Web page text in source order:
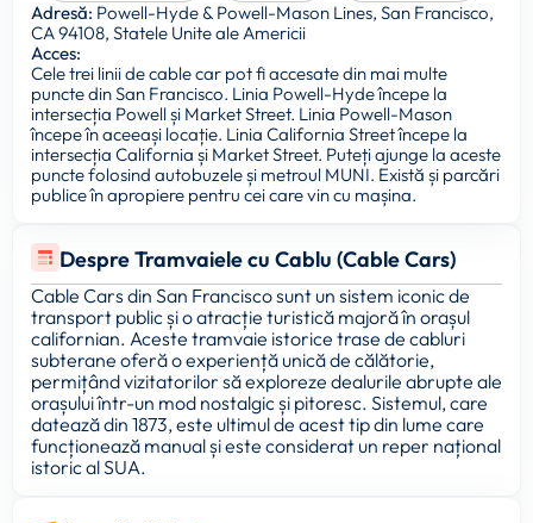
Despre Tramvaiele cu Cablu (Cable Cars)
Cable Cars din San Francisco sunt un sistem iconic de
transport public și o atracție turistică majoră în orașul
californian. Aceste tramvaie istorice trase de cabluri
subterane oferă o experiență unică de călătorie,
permițând vizitatorilor să exploreze dealurile abrupte ale
orașului într-un mod nostalgic și pitoresc. Sistemul, care
datează din 1873, este ultimul de acest tip din lume care
funcționează manual și este considerat un reper național
istoric al SUA.
Adresă: Powell-Hyde & Powell-Mason Lines, San Francisco,
CA 94108, Statele Unite ale Americii
Acces:
Cele trei linii de cable car pot fi accesate din mai multe
puncte din San Francisco. Linia Powell-Hyde începe la
intersecția Powell și Market Street. Linia Powell-Mason
începe în aceeași locație. Linia California Street începe la
intersecția California și Market Street. Puteți ajunge la aceste
puncte folosind autobuzele și metroul MUNI. Există și parcări
publice în apropiere pentru cei care vin cu mașina.